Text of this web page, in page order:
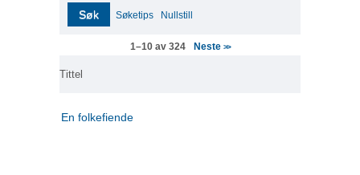
Søk Søketips Nullstill
1–10 av 324 Neste >>
Tittel
En folkefiende